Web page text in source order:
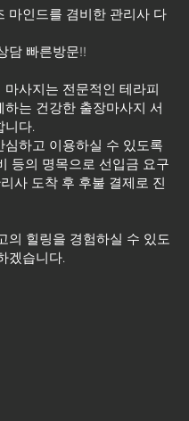
마인드를 겸비한 관리사 다
담 빠른방문!!
마사지는 전문적인 테라피
하는 건강한 출장마사지 서
니다.
심하고 이용하실 수 있도록
등의 명목으로 선입금 요구
사 도착 후 후불 결제로 진
의 힐링을 경험하실 수 있도
겠습니다.